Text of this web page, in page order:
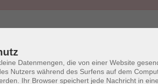
Barrierefreiheit Lage &
Datenmengen, die von einer Website
Nutzers während des Surfens auf dem
Ihr Browser speichert jede Nachricht in